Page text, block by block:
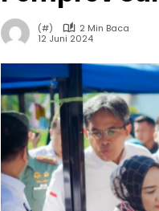
(#)
2 Min Baca
12 Juni 2024